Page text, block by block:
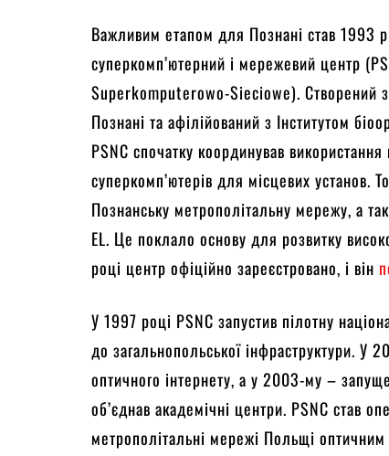
Важливим етапом для Познані став 1993
суперкомп’ютерний і мережевий центр
Superkomputerowo-Sieciowe). Створений
Познані та афілійований з Інститутом
PSNC спочатку координував
суперкомп’ютерів для місцевих
Познанську метрополітальну мережу, а
EL. Це поклало основу для розвитку
році центр офіційно зареєстровано, і він
У 1997 році PSNC запустив пілотну
до загальнопольської інфраструктури. У
оптичного інтернету, а у 2003-му –
об’єднав академічні центри. PSNC став
метрополітальні мережі Польщі